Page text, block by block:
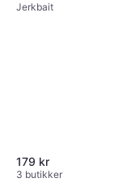
Jerkbait
179 kr
3 butikker